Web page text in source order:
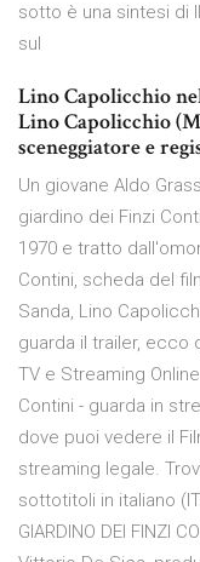
sotto è una sintesi di
sul
Lino Capolicchio
Lino Capolicchio
sceneggiatore e
Un giovane Aldo
giardino dei Finzi
1970 e tratto
Contini, scheda del
Sanda, Lino
guarda il trailer, ecco
TV e Streaming
Contini - guarda in
dove puoi vedere il
streaming legale.
sottotitoli in italiano
GIARDINO DEI FINZI